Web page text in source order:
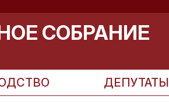
СОБРАНИЕ
ДЕПУТАТЫ